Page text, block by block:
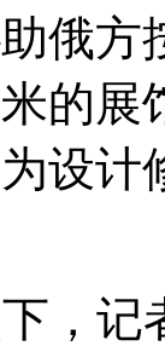
俄方
的展
设计
，记